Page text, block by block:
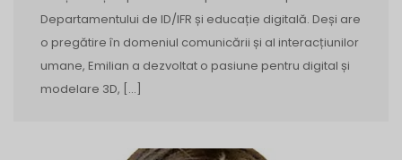
Departamentului de ID/IFR și educație digitală. Deși are
o pregătire în domeniul comunicării și al interacțiunilor
umane, Emilian a dezvoltat o pasiune pentru digital și
modelare 3D, […]